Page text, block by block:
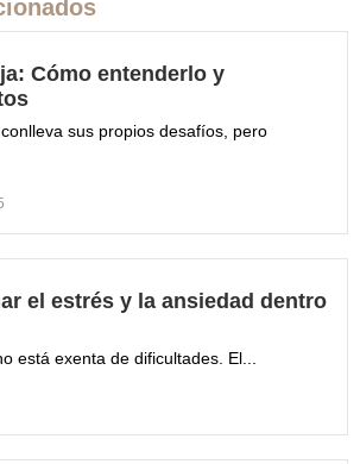
Cómo entenderlo y
sus propios desafíos, pero
el estrés y la ansiedad dentro
está exenta de dificultades. El...